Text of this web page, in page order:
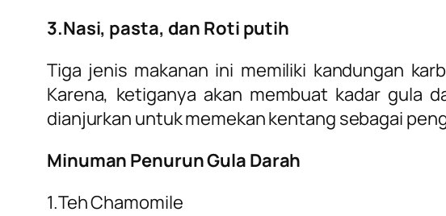
3.Nasi, pasta, dan Roti putih
Tiga jenis makanan ini memiliki kandungan
Karena, ketiganya akan membuat kadar gula
dianjurkan untuk memekan kentang sebagai
Minuman Penurun Gula Darah
1.Teh Chamomile